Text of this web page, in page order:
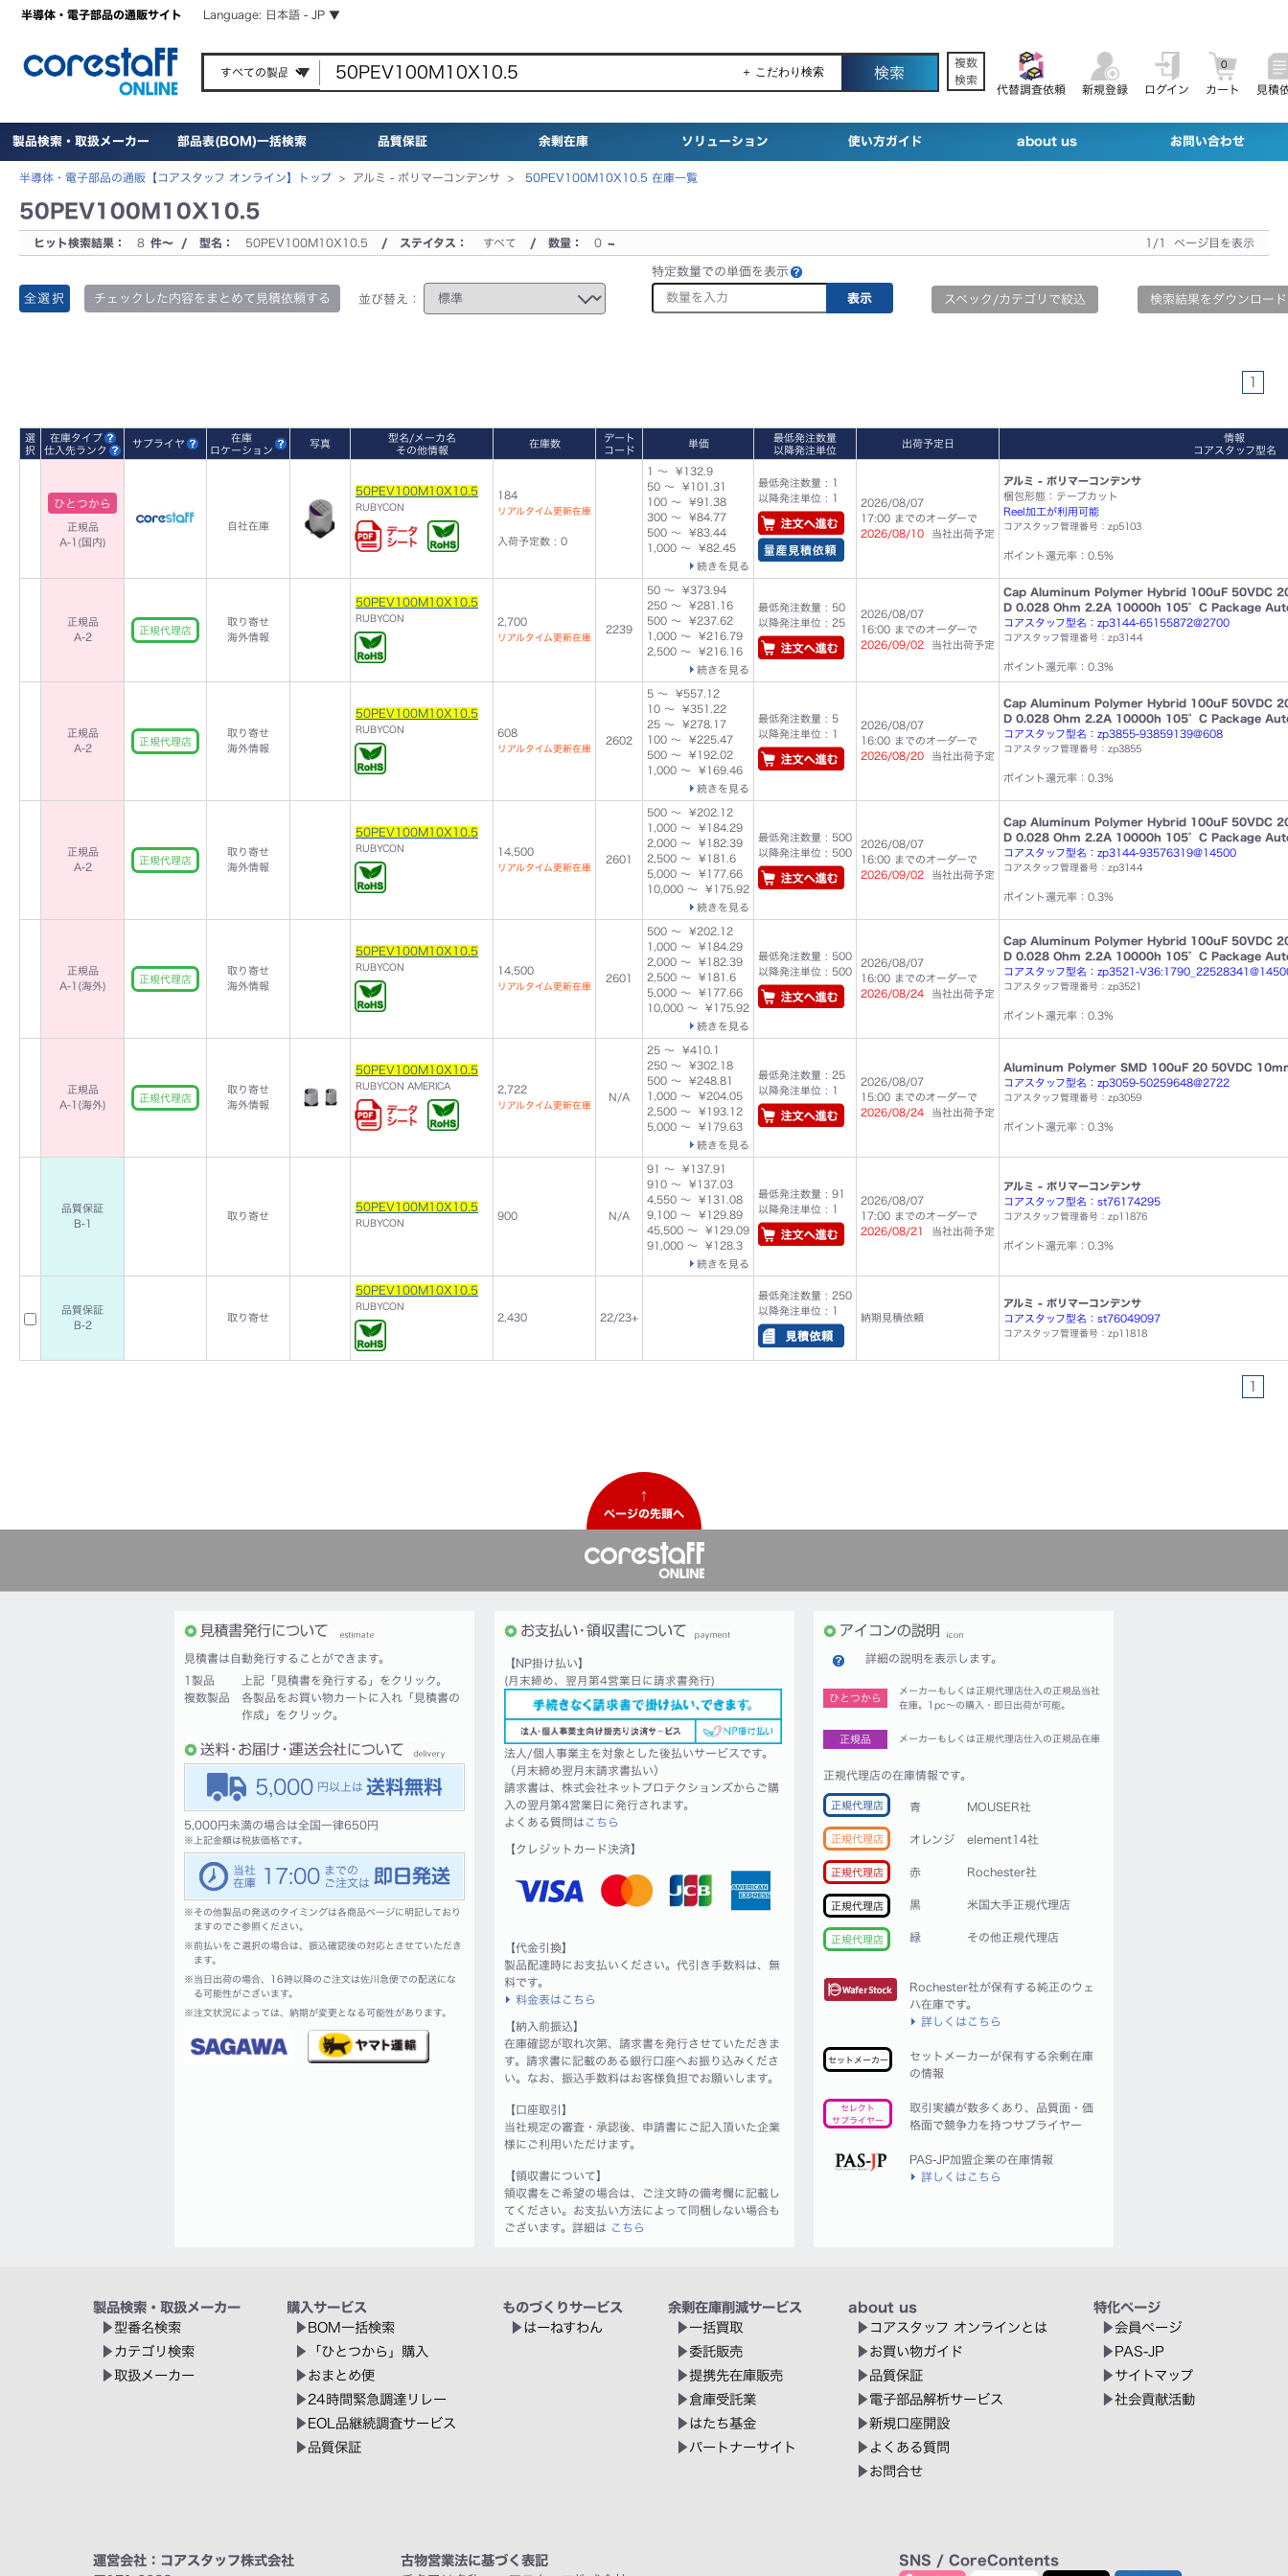
半導体・電子部品の通販サイト Language: 日本語 - JP ▼
＋ こだわり検索
複数
検索
代替調査依頼
新規登録 ログイン カート
0
見積
製品検索・取扱メーカー 部品表(BOM)一括検索 品質保証 余剰在庫 ソリューション 使い方ガイド about us お問い合わせ
半導体・電子部品の通販【コアスタッフ オンライン】トップ > アルミ - ポリマーコンデンサ > 50PEV100M10X10.5 在庫一覧
50PEV100M10X10.5
ヒット検索結果： 8 件～ / 型名： 50PEV100M10X10.5 / ステイタス： すべて / 数量： 0 ~ 1/1 ページ目を表示
全選択 チェックした内容をまとめて見積依頼する 並び替え：
特定数量での単価を表示
スペック/カテゴリで絞込 検索結果をダウンロード
1
選
択
在庫タイプ
仕入先ランク
サプライヤ
在庫
ロケーション
写真
型名/メーカ名
その他情報
在庫数
デート
コード
単価
最低発注数量
以降発注単位
出荷予定日
情報
コアスタッフ型名
ひとつから
正規品
A-1(国内)
自社在庫
50PEV100M10X10.5
RUBYCON
184
リアルタイム更新在庫
入荷予定数 : 0
1 ～ ¥132.9
50 ～ ¥101.31
100 ～ ¥91.38
300 ～ ¥84.77
500 ～ ¥83.44
1,000 ～ ¥82.45
続きを見る
最低発注数量 : 1
以降発注単位 : 1
2026/08/07
17:00 までのオーダーで
2026/08/10
当社出荷予定
アルミ - ポリマーコンデンサ
梱包形態：テープカット
Reel加工が利用可能
コアスタッフ管理番号：zp5103
ポイント還元率：0.5%
正規品
A-2
正規代理店
取り寄せ
海外情報
50PEV100M10X10.5
RUBYCON 2,700
リアルタイム更新在庫
2239
50 ～ ¥373.94
250 ～ ¥281.16
500 ～ ¥237.62
1,000 ～ ¥216.79
2,500 ～ ¥216.16
続きを見る
最低発注数量 : 50
以降発注単位 : 25
2026/08/07
16:00 までのオーダーで
2026/09/02
当社出荷予定
Cap Aluminum Polymer Hybrid 100uF 50VDC
D 0.028 Ohm 2.2A 10000h 105°C Package
コアスタッフ型名：zp3144-65155872@2700
コアスタッフ管理番号：zp3144
ポイント還元率：0.3%
正規品
A-2
正規代理店
取り寄せ
海外情報
50PEV100M10X10.5
RUBYCON 608
リアルタイム更新在庫
2602
5 ～ ¥557.12
10 ～ ¥351.22
25 ～ ¥278.17
100 ～ ¥225.47
500 ～ ¥192.02
1,000 ～ ¥169.46
続きを見る
最低発注数量 : 5
以降発注単位 : 1
2026/08/07
16:00 までのオーダーで
2026/08/20
当社出荷予定
Cap Aluminum Polymer Hybrid 100uF 50VDC
D 0.028 Ohm 2.2A 10000h 105°C Package
コアスタッフ型名：zp3855-93859139@608
コアスタッフ管理番号：zp3855
ポイント還元率：0.3%
正規品
A-2
正規代理店
取り寄せ
海外情報
50PEV100M10X10.5
RUBYCON 14,500
リアルタイム更新在庫
2601
500 ～ ¥202.12
1,000 ～ ¥184.29
2,000 ～ ¥182.39
2,500 ～ ¥181.6
5,000 ～ ¥177.66
10,000 ～ ¥175.92
続きを見る
最低発注数量 : 500
以降発注単位 : 500
2026/08/07
16:00 までのオーダーで
2026/09/02
当社出荷予定
Cap Aluminum Polymer Hybrid 100uF 50VDC
D 0.028 Ohm 2.2A 10000h 105°C Package
コアスタッフ型名：zp3144-93576319@14500
コアスタッフ管理番号：zp3144
ポイント還元率：0.3%
正規品
A-1(海外)
正規代理店
取り寄せ
海外情報
50PEV100M10X10.5
RUBYCON 14,500
リアルタイム更新在庫
2601
500 ～ ¥202.12
1,000 ～ ¥184.29
2,000 ～ ¥182.39
2,500 ～ ¥181.6
5,000 ～ ¥177.66
10,000 ～ ¥175.92
続きを見る
最低発注数量 : 500
以降発注単位 : 500
2026/08/07
16:00 までのオーダーで
2026/08/24
当社出荷予定
Cap Aluminum Polymer Hybrid 100uF 50VDC
D 0.028 Ohm 2.2A 10000h 105°C Package
コアスタッフ型名：zp3521-
コアスタッフ管理番号：zp3521
ポイント還元率：0.3%
正規品
A-1(海外)
正規代理店
取り寄せ
海外情報
50PEV100M10X10.5
RUBYCON AMERICA 2,722
リアルタイム更新在庫
N/A
25 ～ ¥410.1
250 ～ ¥302.18
500 ～ ¥248.81
1,000 ～ ¥204.05
2,500 ～ ¥193.12
5,000 ～ ¥179.63
続きを見る
最低発注数量 : 25
以降発注単位 : 1
2026/08/07
15:00 までのオーダーで
2026/08/24
当社出荷予定
Aluminum Polymer SMD 100uF 20 50VDC
コアスタッフ型名：zp3059-50259648@2722
コアスタッフ管理番号：zp3059
ポイント還元率：0.3%
品質保証
B-1
取り寄せ
50PEV100M10X10.5
RUBYCON
900 N/A
91 ～ ¥137.91
910 ～ ¥137.03
4,550 ～ ¥131.08
9,100 ～ ¥129.89
45,500 ～ ¥129.09
91,000 ～ ¥128.3
続きを見る
最低発注数量 : 91
以降発注単位 : 1
2026/08/07
17:00 までのオーダーで
2026/08/21
当社出荷予定
アルミ - ポリマーコンデンサ
コアスタッフ型名：st76174295
コアスタッフ管理番号：zp11876
ポイント還元率：0.3%
品質保証
B-2
取り寄せ
50PEV100M10X10.5
RUBYCON
2,430 22/23+
最低発注数量 : 250
以降発注単位 : 1
納期見積依頼
アルミ - ポリマーコンデンサ
コアスタッフ型名：st76049097
コアスタッフ管理番号：zp11818
1
↑
ページの先頭へ
見積書は自動発行することができます。
1製品
上記「見積書を発行する」をクリック。
複数製品
各製品をお買い物カートに入れ「見積書の
作成」をクリック。
5,000
5,000円未満の場合は全国一律650円
※ 上記金額は税抜価格です。
17:00
※その他製品の発送のタイミングは各商品ページに明記しており
ますのでご参照ください。
※前払いをご選択の場合は、振込確認後の対応とさせていただき
ます。
※ 当日出荷の場合、16時以降のご注文は佐川急便での配送にな
る可能性がございます。
※注文状況によっては、納期が変更となる可能性があります。
【NP掛け払い】
(月末締め、翌月第4営業日に請求書発行)
法人/個人事業主を対象とした後払いサービスです。
（月末締め翌月末請求書払い）
請求書は、株式会社ネットプロテクションズからご購
入の翌月第4営業日に発行されます。
よくある質問は こちら
【クレジットカード決済】
【代金引換】
製品配達時にお支払いください。代引き手数料は、無
料です。
料金表はこちら
【納入前振込】
在庫確認が取れ次第、請求書を発行させていただきま
す。請求書に記載のある銀行口座へお振り込みくださ
い。なお、振込手数料はお客様負担でお願いします。
【口座取引】
当社規定の審査・承認後、申請書にご記入頂いた企業
様にご利用いただけます。
【領収書について】
領収書をご希望の場合は、ご注文時の備考欄に記載し
てください。お支払い方法によって同梱しない場合も
ございます。詳細は こちら
詳細の説明を表示します。
ひとつから
メーカーもしくは正規代理店仕入の正規品当社
在庫。1pc〜の購入・即日出荷が可能。
正規品 メーカーもしくは正規代理店仕入の正規品在庫
正規代理店の在庫情報です。
正規代理店
正規代理店
正規代理店
正規代理店
正規代理店
青 MOUSER社
オレンジ element14社
赤 Rochester社
黒 米国大手正規代理店
緑 その他正規代理店
Rochester社が保有する純正のウェ
ハ在庫です。
詳しくはこちら
セットメーカー
セットメーカーが保有する余剰在庫
の情報
セレクト
サプライヤー
取引実績が数多くあり、品質面・価
格面で競争力を持つサプライヤー
PAS-JP加盟企業の在庫情報
詳しくはこちら
製品検索・取扱メーカー
型番名検索
カテゴリ検索
取扱メーカー
購入サービス
BOM一括検索
「ひとつから」購入
おまとめ便
24時間緊急調達リレー
EOL品継続調査サービス
品質保証
ものづくりサービス
はーねすわん
余剰在庫削減サービス
一括買取
委託販売
提携先在庫販売
倉庫受託業
はたち基金
パートナーサイト
about us
コアスタッフ オンラインとは
お買い物ガイド
品質保証
電子部品解析サービス
新規口座開設
よくある質問
お問合せ
特化ページ
会員ページ
PAS-JP
サイトマップ
社会貢献活動
運営会社：コアスタッフ株式会社
古物営業法に基づく表記
SNS / CoreContents